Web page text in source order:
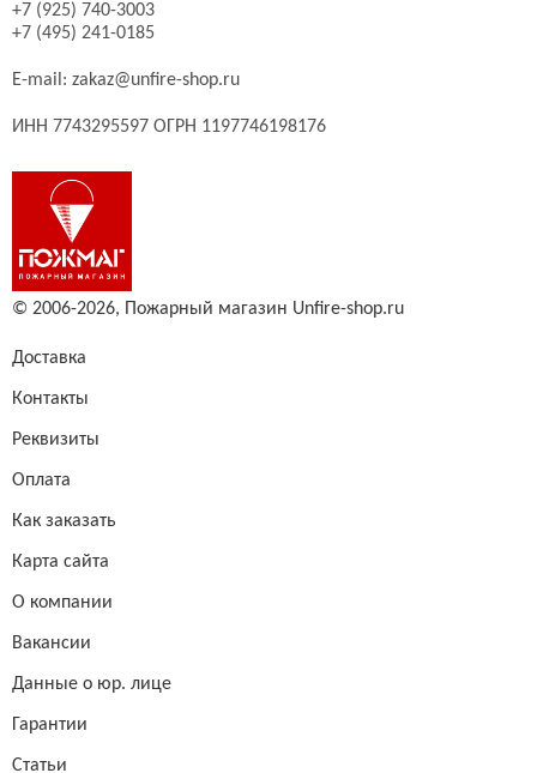
+7 (925) 740-3003
+7 (495) 241-0185
E-mail: zakaz@unfire-shop.ru
ИНН 7743295597 ОГРН 1197746198176
© 2006-2026, Пожарный магазин Unfire-shop.ru
Доставка
Контакты
Реквизиты
Оплата
Как заказать
Карта сайта
О компании
Вакансии
Данные о юр. лице
Гарантии
Статьи